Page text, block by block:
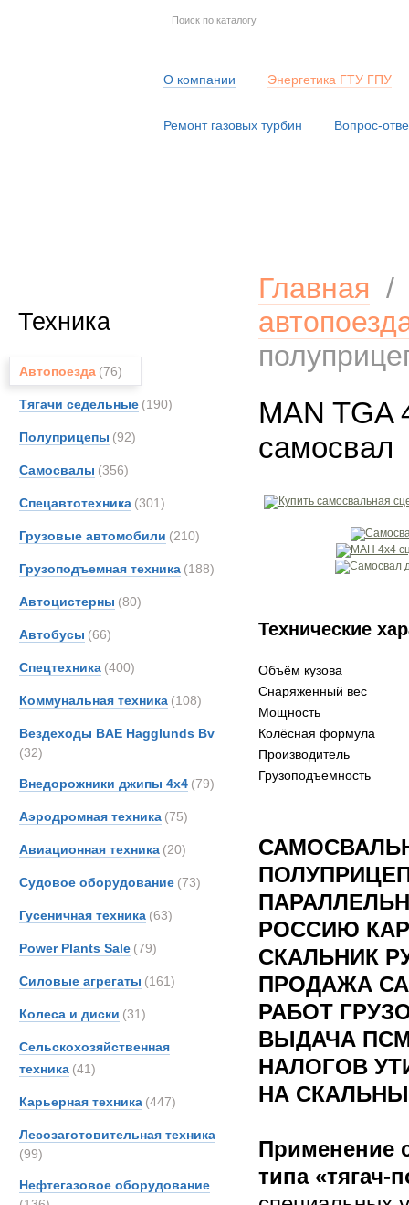
О компании Энергетика ГТУ ГПУ
Ремонт газовых турбин Вопрос-
Техника
Автопоезда (76)
Тягачи седельные (190)
Полуприцепы (92)
Самосвалы (356)
Спецавтотехника (301)
Грузовые автомобили (210)
Грузоподъемная техника (188)
Автоцистерны (80)
Автобусы (66)
Спецтехника (400)
Коммунальная техника (108)
Вездеходы BAE Hagglunds Bv
(32)
Внедорожники джипы 4х4 (79)
Аэродромная техника (75)
Авиационная техника (20)
Судовое оборудование (73)
Гусеничная техника (63)
Power Plants Sale (79)
Силовые агрегаты (161)
Колеса и диски (31)
Сельскохозяйственная
техника (41)
Карьерная техника (447)
Лесозаготовительная техника
(99)
Нефтегазовое оборудование
Главная
MAN TGA
самосвал
Технические
Объём кузова
Снаряженный вес
Мощность
Колёсная формула
Производитель
Грузоподъемность
РОССИЮ
СКАЛЬНИК
ПРОДАЖА
РАБОТ
ВЫДАЧА
НАЛОГОВ
НА
Применение
типа «тягач-